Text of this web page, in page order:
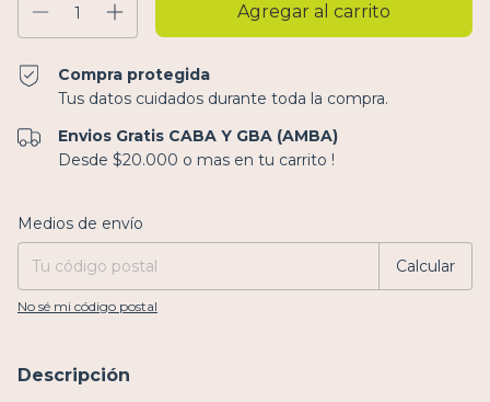
Compra protegida
Tus datos cuidados durante toda la compra.
Envios Gratis CABA Y GBA (AMBA)
Desde $20.000 o mas en tu carrito !
Entregas para el CP:
Medios de envío
Calcular
No sé mi código postal
Descripción